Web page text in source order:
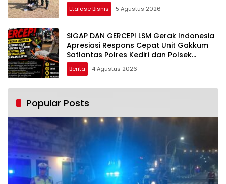
Etalase Bisnis 5 Agustus 2026
SIGAP DAN GERCEP! LSM Gerak Indonesia
Apresiasi Respons Cepat Unit Gakkum
Satlantas Polres Kediri dan Polsek
Ngadiluwih dalam Penanganan
Kecelakaan Lalu Lintas
Berita 4 Agustus 2026
Popular Posts